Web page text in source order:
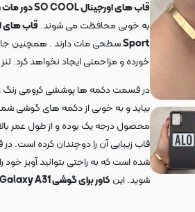
قاب های اورجینال SO COOL دور مات سوکول اسپرت Sport
به خوبی محافظت می شوند.
Sportسطحی مات دارند . همچنین جای
خورده و مزاحمتی ایجاد نخواهد کرد.
در قسمت دکمه ها پوششی کرومی رنگ
بیاید و به خوبی از دکمه های گوشی
محصول درجه یک بوده و از طول عمر
قاب زیبایی آن را دوچندان کرده است.
شده است که به راحتی بتوانید آویز
شوید. این کاور برای گوشی Galaxy A31 سامسونگ